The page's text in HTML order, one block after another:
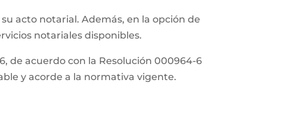
acto notarial. Además, en la opción de
notariales disponibles.
de acuerdo con la Resolución 000964-6
y acorde a la normativa vigente.